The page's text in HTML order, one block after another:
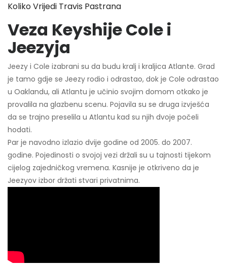
Koliko Vrijedi Travis Pastrana
Veza Keyshije Cole i
Jeezyja
Jeezy i Cole izabrani su da budu kralj i kraljica Atlante. Grad
je tamo gdje se Jeezy rodio i odrastao, dok je Cole odrastao
u Oaklandu, ali Atlantu je učinio svojim domom otkako je
provalila na glazbenu scenu. Pojavila su se druga izvješća
da se trajno preselila u Atlantu kad su njih dvoje počeli
hodati.
Par je navodno izlazio dvije godine od 2005. do 2007.
godine. Pojedinosti o svojoj vezi držali su u tajnosti tijekom
cijelog zajedničkog vremena. Kasnije je otkriveno da je
Jeezyov izbor držati stvari privatnima.